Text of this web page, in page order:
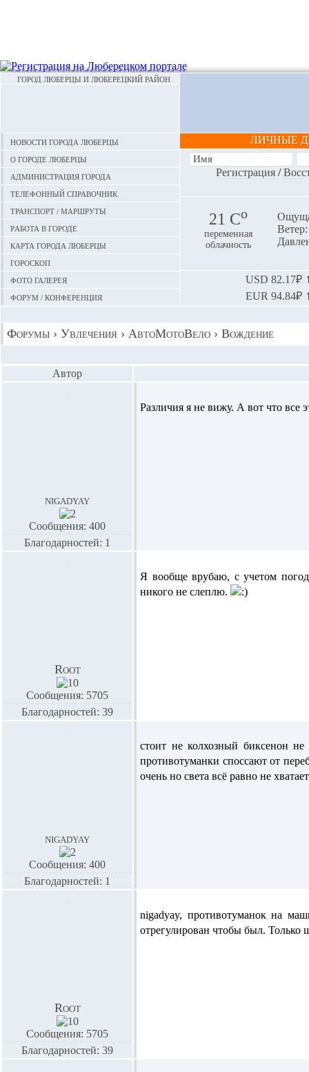
ГОРОД ЛЮБЕРЦЫ И ЛЮБЕРЕЦКИЙ РАЙОН
Новости города Люберцы
О городе Люберцы
Администрация города
Телефонный справочник
Транспорт / маршруты
Работа в городе
Карта города Люберцы
Гороскоп
Фото галерея
Форум / конференция
ЛИЧНЫЕ
Регистрация/
21 Сo
переменная
облачность
USD 82.17₽
EUR 94.84₽
Форумы › Увлечения › АвтоМотоВело › Вождение
Автор
nigadyay
Сообщения: 400
Благодарностей: 1
Различия я не вижу. А вот что
Root
Сообщения: 5705
Благодарностей: 39
Я вообще врубаю, с учетом
никого не слеплю.
nigadyay
Сообщения: 400
Благодарностей: 1
стоит не колхозный биксенон
противотуманки споссают от
очень но света всё равно не
Root
Сообщения: 5705
Благодарностей: 39
nigadyay, противотуманок на
отрегулирован чтобы был. Только